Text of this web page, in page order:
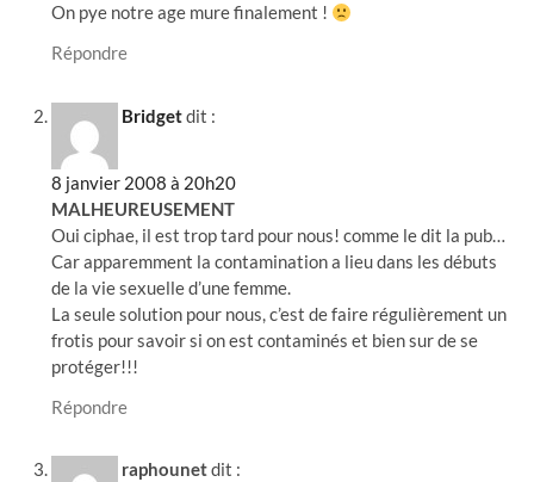
On pye notre age mure finalement !
Répondre
Bridgetdit :
8 janvier 2008 à 20h20
MALHEUREUSEMENT
Oui ciphae, il est trop tard pour nous! comme le dit la pub…
Car apparemment la contamination a lieu dans les débuts
de la vie sexuelle d’une femme.
La seule solution pour nous, c’est de faire régulièrement un
frotis pour savoir si on est contaminés et bien sur de se
protéger!!!
Répondre
raphounetdit :